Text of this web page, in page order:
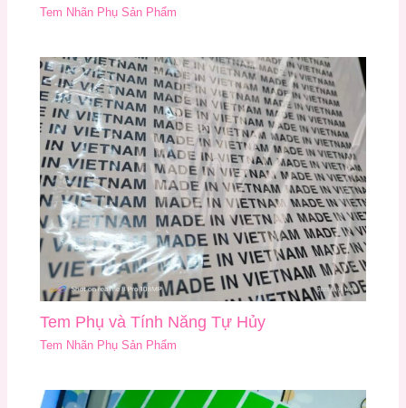
Tem Nhãn Phụ Sản Phẩm
Tem Phụ và Tính Năng Tự Hủy
Tem Nhãn Phụ Sản Phẩm